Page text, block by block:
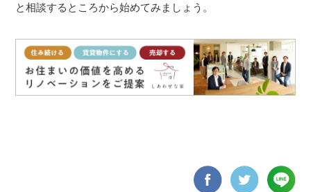
と相談するところから始めてみましょう。